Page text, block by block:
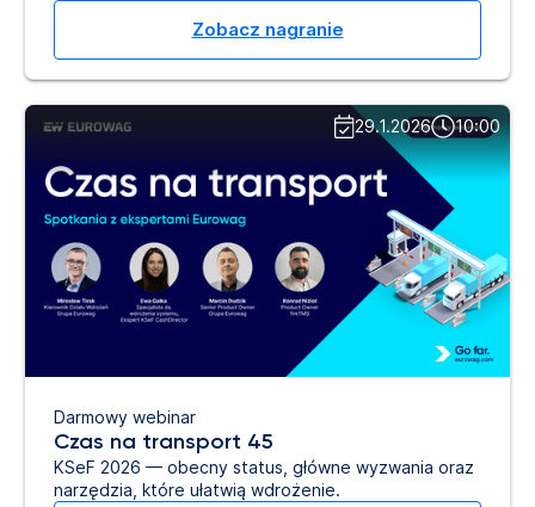
Zobacz nagranie
Darmowy webinar
Czas na transport 45
KSeF 2026 — obecny status, główne wyzwania oraz
narzędzia, które ułatwią wdrożenie.
29.1.2026 10:00